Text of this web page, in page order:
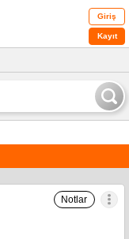
Giriş
Kayıt
Notlar